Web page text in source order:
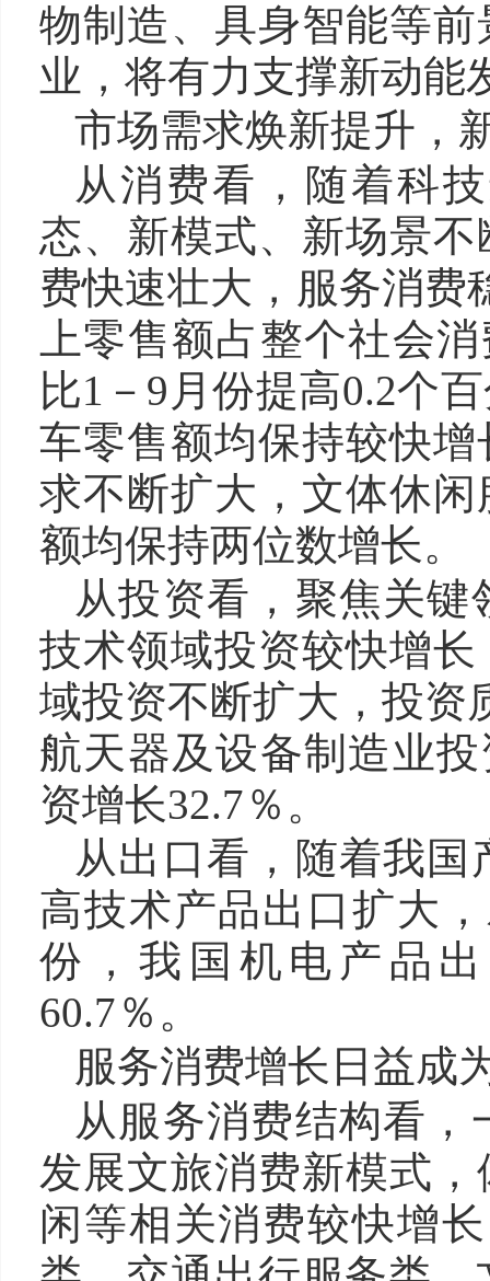
物制造、具身智能等
业，将有力支撑新动能
市场需求焕新提升，
从消费看，随着科
态、新模式、新场景
费快速壮大，服务消
上零售额占整个社会
比1－9月份提高0.2个
车零售额均保持较快
求不断扩大，文体休
额均保持两位数增长。
从投资看，聚焦关
技术领域投资较快增
域投资不断扩大，投
航天器及设备制造业
资增长32.7％。
从出口看，随着我
高技术产品出口扩大
份，我国机电产品
60.7％。
服务消费增长日益成
从服务消费结构看
发展文旅消费新模式
闲等相关消费较快增